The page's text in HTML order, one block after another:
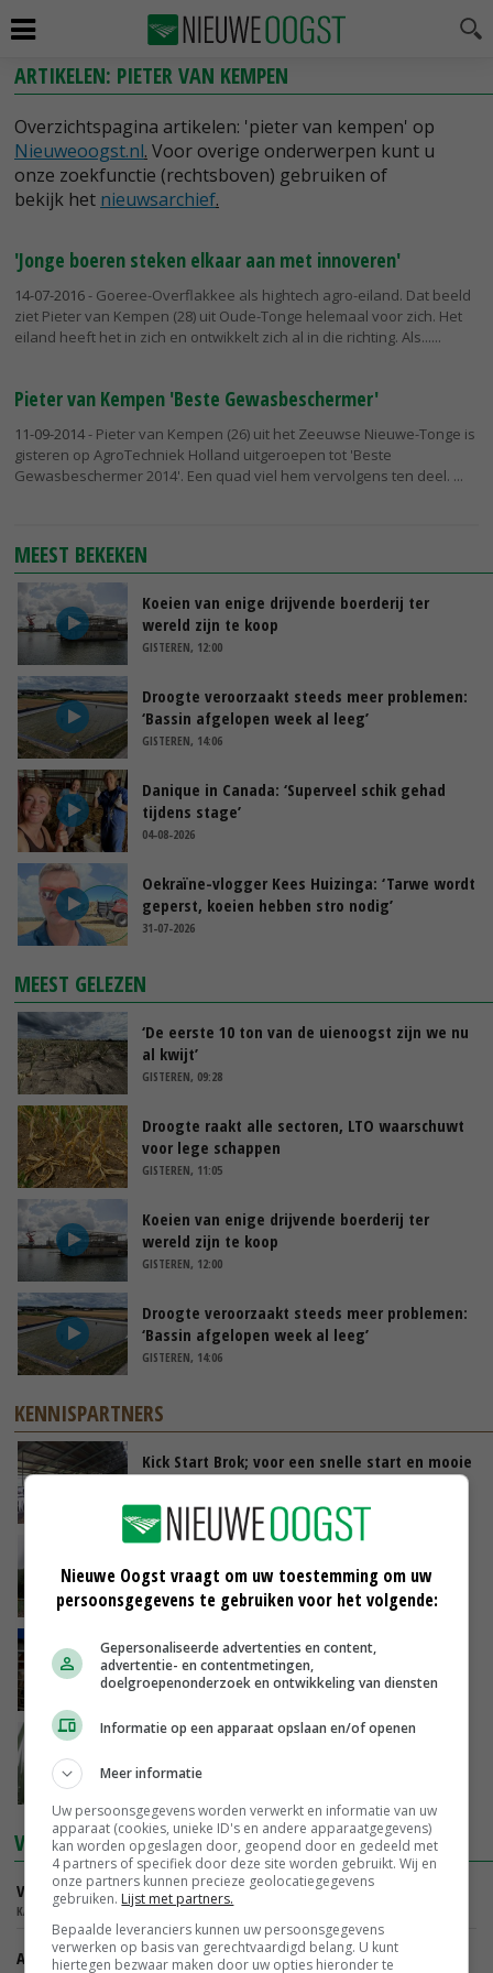
ARTIKELEN: PIETER VAN KEMPEN
Overzichtspagina artikelen: 'pieter van kempen' op
Nieuweoogst.nl. Voor overige onderwerpen kunt u
onze zoekfunctie (rechtsboven) gebruiken of
bekijk het nieuwsarchief.
'Jonge boeren steken elkaar aan met innoveren'
14-07-2016- Goeree-Overflakkee als hightech agro-eiland. Dat beeld
ziet Pieter van Kempen (28) uit Oude-Tonge helemaal voor zich. Het
eiland heeft het in zich en ontwikkelt zich al in die richting. Als...
Pieter van Kempen 'Beste Gewasbeschermer'
11-09-2014- Pieter van Kempen (26) uit het Zeeuwse Nieuwe-Tonge is
gisteren op AgroTechniek Holland uitgeroepen tot 'Beste
Gewasbeschermer 2014'. Een quad viel hem vervolgens ten deel.
MEEST BEKEKEN
Koeien van enige drijvende boerderij ter
wereld zijn te koop
GISTEREN, 12:00
Droogte veroorzaakt steeds meer problemen:
‘Bassin afgelopen week al leeg’
GISTEREN, 14:06
Danique in Canada: ‘Superveel schik gehad
tijdens stage’
04-08-2026
Oekraïne-vlogger Kees Huizinga: ‘Tarwe wordt
geperst, koeien hebben stro nodig’
31-07-2026
MEEST GELEZEN
‘De eerste 10 ton van de uienoogst zijn we nu
al kwijt’
GISTEREN, 09:28
Droogte raakt alle sectoren, LTO waarschuwt
voor lege schappen
GISTEREN, 11:05
Koeien van enige drijvende boerderij ter
wereld zijn te koop
GISTEREN, 12:00
Droogte veroorzaakt steeds meer problemen:
‘Bassin afgelopen week al leeg’
GISTEREN, 14:06
KENNISPARTNERS
Kick Start Brok; voor een snelle start en mooie
piek
GEBRS. FUITE
elkaar samen’
AGRIFIRM
Kortere boxtijd, rustiger melken en meer
ruimte om te blijven weiden
DELAVAL
Organisch bemesten en toch een snelle
stikstofafgifte
VACATURES
Verkoper Binnendienst Glastuinbouw
KARO BV - ZWAAGDIJK, NOORD-HOLLAND,
Accountmanager Organische Bodemverbeteraars
Nieuwe Oogst vraagt om uw toestemming om uw
persoonsgegevens te gebruiken voor het volgende:
Gepersonaliseerde advertenties en content,
advertentie- en contentmetingen,
doelgroepenonderzoek en ontwikkeling van diensten
Informatie op een apparaat opslaan en/of openen
Meer informatie
Uw persoonsgegevens worden verwerkt en informatie van uw
apparaat (cookies, unieke ID's en andere apparaatgegevens)
kan worden opgeslagen door, geopend door en gedeeld met
4 partners of specifiek door deze site worden gebruikt. Wij en
onze partners kunnen precieze geolocatiegegevens
gebruiken. Lijst met partners.
Bepaalde leveranciers kunnen uw persoonsgegevens
verwerken op basis van gerechtvaardigd belang. U kunt
hiertegen bezwaar maken door uw opties hieronder te